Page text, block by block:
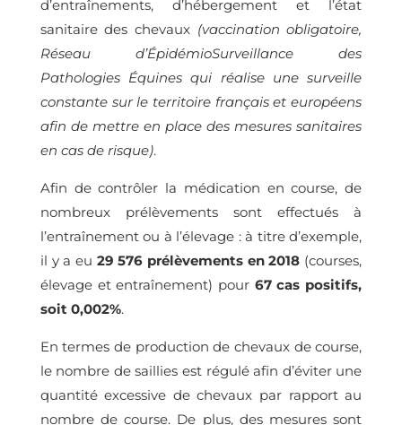
d’entraînements, d’hébergement et l’état
sanitaire des chevaux (vaccination obligatoire,
Réseau d’ÉpidémioSurveillance des
Pathologies Équines qui réalise une surveille
constante sur le territoire français et européens
afin de mettre en place des mesures sanitaires
en cas de risque).
Afin de contrôler la médication en course, de
nombreux prélèvements sont effectués à
l’entraînement ou à l’élevage : à titre d’exemple,
il y a eu 29 576 prélèvements en 2018 (courses,
élevage et entraînement) pour 67 cas positifs,
soit 0,002%.
En termes de production de chevaux de course,
le nombre de saillies est régulé afin d’éviter une
quantité excessive de chevaux par rapport au
nombre de course. De plus, des mesures sont